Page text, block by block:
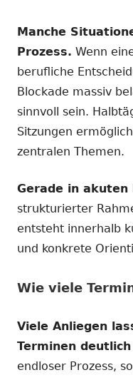
Manche
Prozess. Wenn
berufliche
Blockade massiv
sinnvoll sein.
Sitzungen
zentralen Themen.
Gerade in akuten
strukturierter
entsteht innerhalb
und konkrete
Wie viele
Viele Anliegen
Terminen
endloser Prozess,